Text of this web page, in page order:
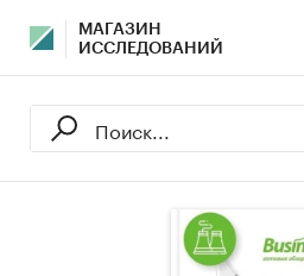
МАГАЗИН
ИССЛЕДОВАНИЙ